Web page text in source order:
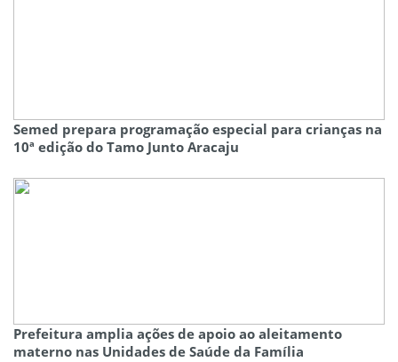
Semed prepara programação especial para crianças na
10ª edição do Tamo Junto Aracaju
Prefeitura amplia ações de apoio ao aleitamento
materno nas Unidades de Saúde da Família